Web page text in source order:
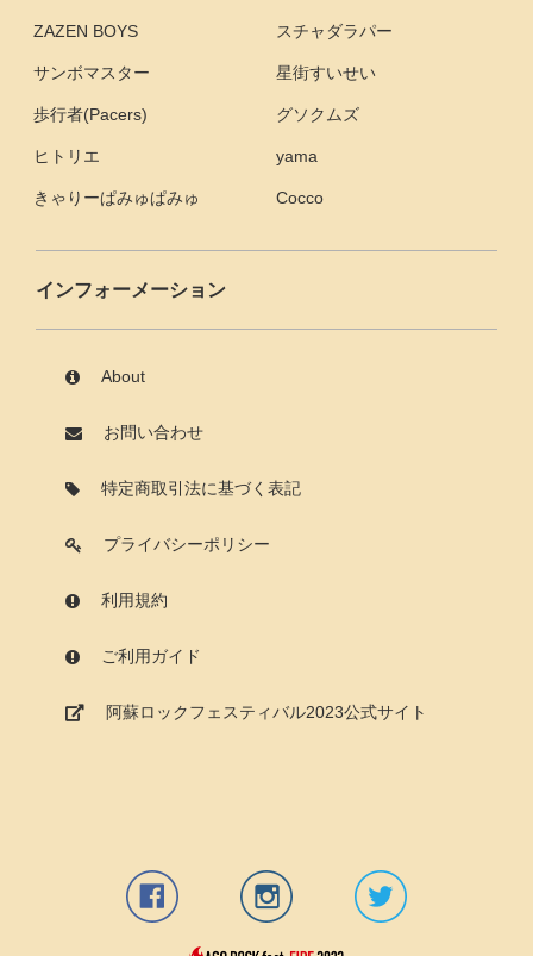
ZAZEN BOYS スチャダラパー
サンボマスター 星街すいせい
歩行者(Pacers) グソクムズ
ヒトリエ yama
きゃりーぱみゅぱみゅ Cocco
インフォーメーション
About
お問い合わせ
特定商取引法に基づく表記
プライバシーポリシー
利用規約
ご利用ガイド
阿蘇ロックフェスティバル2023公式サイト